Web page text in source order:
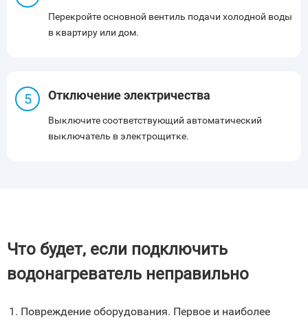
Перекройте основной вентиль подачи холодной воды
в квартиру или дом.
Отключение электричества
Выключите соответствующий автоматический
выключатель в электрощитке.
Что будет, если подключить
водонагреватель неправильно
Повреждение оборудования. Первое и наиболее